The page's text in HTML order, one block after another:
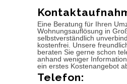
Eine Beratung für Ihren
Wohnungsauflösung in
selbstverständlich
kostenfrei. Unsere
beraten Sie gerne schon
anhand weniger
ein erstes Kostenangebot
Telefon: